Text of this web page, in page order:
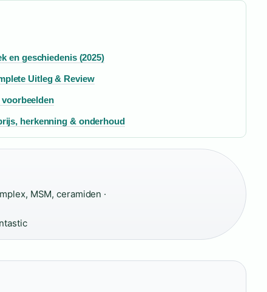
en geschiedenis (2025)
Uitleg & Review
herkenning & onderhoud
MSM, ceramiden ·